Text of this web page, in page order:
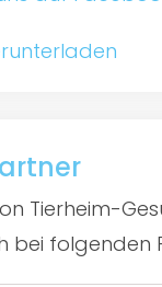
Tierheim-
bei folgenden